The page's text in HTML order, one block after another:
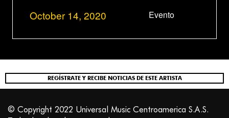
October 14, 2020 Evento
REGÍSTRATE Y RECIBE NOTICIAS DE ESTE ARTISTA
© Copyright 2022 Universal Music Centroamerica S.A.S.